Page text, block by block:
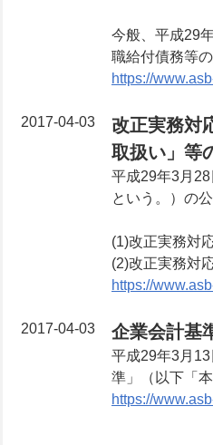
今般、平成29
職給付債務等
https://
2017-04-03
改正実務対
取扱い」等
平成29年3月
という。）の
(1)改正実務対
(2)改正実務対
https://
2017-04-03 企業会計基
平成29年3月
準」（以下「
https://